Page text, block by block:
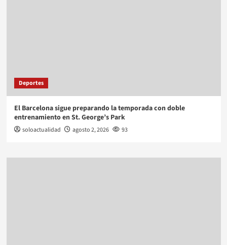
Deportes
El Barcelona sigue preparando la temporada con doble
entrenamiento en St. George’s Park
soloactualidad agosto 2, 2026 93